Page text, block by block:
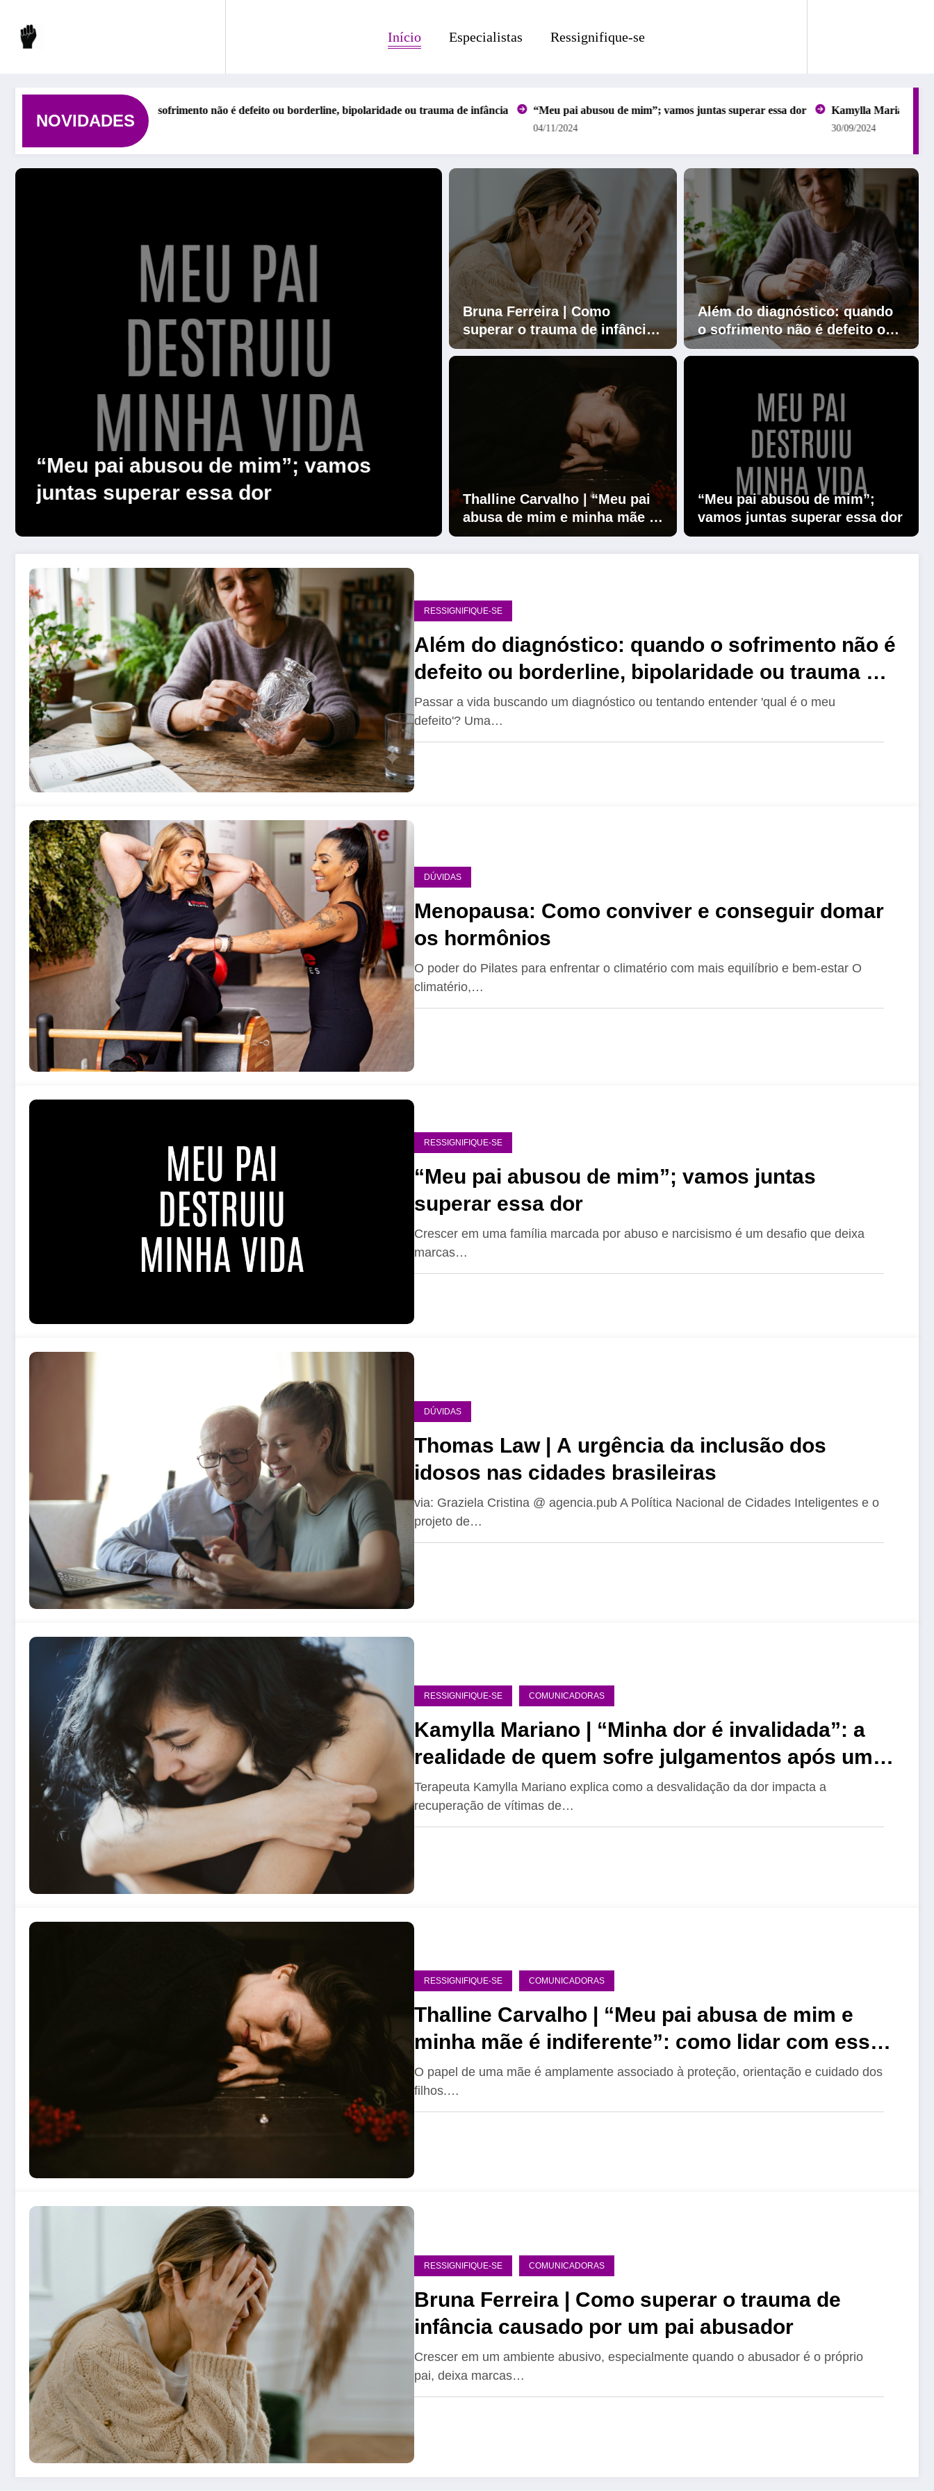
Início Especialistas Ressignifique-se
NOVIDADES
diagnóstico: quando o sofrimento não é defeito ou borderline, bipolaridade ou trauma de infância “Meu pai abusou de mim”; vamos juntas superar essa dor Kamylla Mariano | “Minha dor
Kamylla Mariano | “Minha dor é
invalidada”: a realidade de quem sofre
Além do diagnóstico: quando o
sofrimento não é defeito ou borderline,
bipolaridade ou trauma de infância
Bruna Ferreira | Como
superar o trauma de infância
causado por um pai abusador
Thalline Carvalho | “Meu pai
abusa de mim e minha mãe é
indiferente”: como lidar com
essa dor
Além do diagnóstico: quando
o sofrimento não é defeito ou
borderline, bipolaridade ou
“Meu pai abusou de mim”;
vamos juntas superar essa dor
RESSIGNIFIQUE-SE
Além do diagnóstico: quando o sofrimento não é
defeito ou borderline, bipolaridade ou trauma de
infância
Passar a vida buscando um diagnóstico ou tentando entender 'qual é o meu
defeito'? Uma…
DÚVIDAS
Menopausa: Como conviver e conseguir domar
os hormônios
O poder do Pilates para enfrentar o climatério com mais equilíbrio e bem-estar O
climatério,…
RESSIGNIFIQUE-SE
“Meu pai abusou de mim”; vamos juntas
superar essa dor
Crescer em uma família marcada por abuso e narcisismo é um desafio que deixa
marcas…
DÚVIDAS
Thomas Law | A urgência da inclusão dos
idosos nas cidades brasileiras
via: Graziela Cristina @ agencia.pub A Política Nacional de Cidades Inteligentes e o
projeto de…
RESSIGNIFIQUE-SE COMUNICADORAS
Kamylla Mariano | “Minha dor é invalidada”: a
realidade de quem sofre julgamentos após um
abuso
Terapeuta Kamylla Mariano explica como a desvalidação da dor impacta a
recuperação de vítimas de…
RESSIGNIFIQUE-SE COMUNICADORAS
Thalline Carvalho | “Meu pai abusa de mim e
minha mãe é indiferente”: como lidar com essa
dor
O papel de uma mãe é amplamente associado à proteção, orientação e cuidado dos
filhos.…
RESSIGNIFIQUE-SE COMUNICADORAS
Bruna Ferreira | Como superar o trauma de
infância causado por um pai abusador
Crescer em um ambiente abusivo, especialmente quando o abusador é o próprio
pai, deixa marcas…